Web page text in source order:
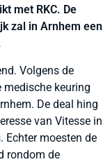
met RKC. De
zal in Arnhem een
Volgens de
keuring
De deal hing
van Vitesse in
Echter moesten de
rondom de